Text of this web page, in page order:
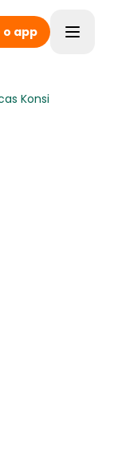
o app
Konsi